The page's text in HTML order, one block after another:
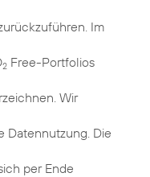
Im
2 Free-Portfolios
Wir
Datennutzung. Die
per Ende